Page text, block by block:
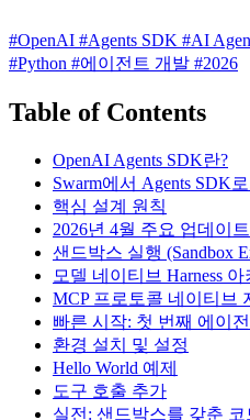
#OpenAI #Agents SDK #AI
#Python #에이전트 개발 #2026
Table of Contents
OpenAI Agents SDK란?
Swarm에서 Agents SDK
핵심 설계 원칙
2026년 4월 주요 업데이
샌드박스 실행 (Sandbox
모델 네이티브 Harness 아
MCP 프로토콜 네이티브
빠른 시작: 첫 번째 에이전
환경 설치 및 설정
Hello World 예제
도구 호출 추가
실전: 샌드박스를 갖춘